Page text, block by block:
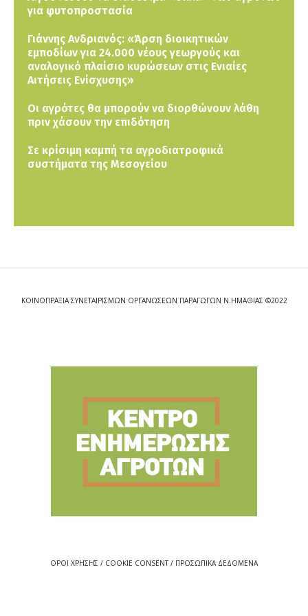
για φυτοπροστασία
Γιάννης Ανδριανός: «Άρση διοικητικών
εμποδίων για 24.000 νέους γεωργούς και
αναλογικό πλαίσιο κυρώσεων στις Ενιαίες
Αιτήσεις Ενίσχυσης»
Οι αγρότες θα μπορούν να διορθώνουν λάθη
πριν χάσουν την επιδότηση
Σε κρίσιμη καμπή τα αγροδιατροφικά
συστήματα της Μεσογείου
ΚΟΙΝΟΠΡΑΞΙΑ ΣΥΝΕΤΑΙΡΙΣΜΩΝ ΟΡΓΑΝΩΣΕΩΝ ΠΑΡΑΓΩΓΩΝ Ν.ΗΜΑΘΙΑΣ ©2022
ΟΡΟΙ ΧΡΗΣΗΣ / COOKIE CONSENT / ΠΡΟΣΩΠΙΚΑ ΔΕΔΟΜΕΝΑ